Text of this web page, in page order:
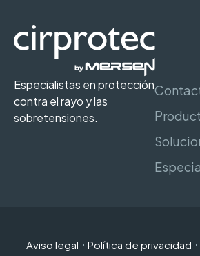
Especialistas en protección
contra el rayo y las
sobretensiones.
Aviso legal Política de privacidad